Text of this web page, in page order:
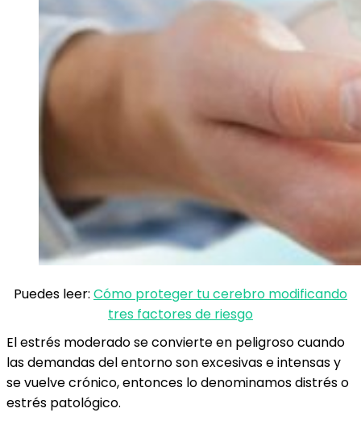
Puedes leer: Cómo proteger tu cerebro modificando
tres factores de riesgo
El estrés moderado se convierte en peligroso cuando
las demandas del entorno son excesivas e intensas y
se vuelve crónico, entonces lo denominamos distrés o
estrés patológico.